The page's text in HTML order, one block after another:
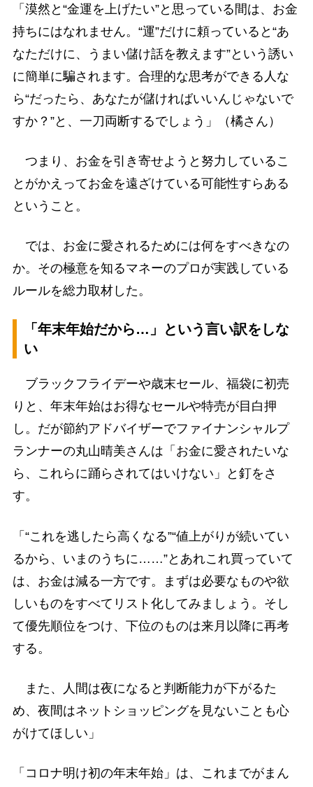
「漠然と“金運を上げたい”と思っている間は、お金
持ちにはなれません。“運”だけに頼っていると“あ
なただけに、うまい儲け話を教えます”という誘い
に簡単に騙されます。合理的な思考ができる人な
ら“だったら、あなたが儲ければいいんじゃないで
すか？”と、一刀両断するでしょう」（橘さん）
つまり、お金を引き寄せようと努力しているこ
とがかえってお金を遠ざけている可能性すらある
ということ。
では、お金に愛されるためには何をすべきなの
か。その極意を知るマネーのプロが実践している
ルールを総力取材した。
「年末年始だから…」という言い訳をしな
い
ブラックフライデーや歳末セール、福袋に初売
りと、年末年始はお得なセールや特売が目白押
し。だが節約アドバイザーでファイナンシャルプ
ランナーの丸山晴美さんは「お金に愛されたいな
ら、これらに踊らされてはいけない」と釘をさ
す。
「“これを逃したら高くなる”“値上がりが続いてい
るから、いまのうちに……”とあれこれ買っていて
は、お金は減る一方です。まずは必要なものや欲
しいものをすべてリスト化してみましょう。そし
て優先順位をつけ、下位のものは来月以降に再考
する。
また、人間は夜になると判断能力が下がるた
め、夜間はネットショッピングを見ないことも心
がけてほしい」
「コロナ明け初の年末年始」は、これまでがまん